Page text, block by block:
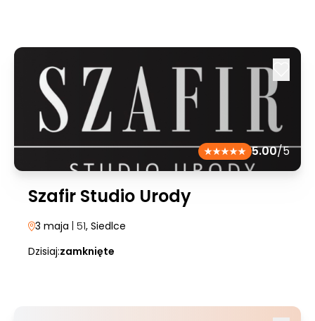
5.00/5
Szafir Studio Urody
3 maja | 51, Siedlce
Dzisiaj:zamknięte